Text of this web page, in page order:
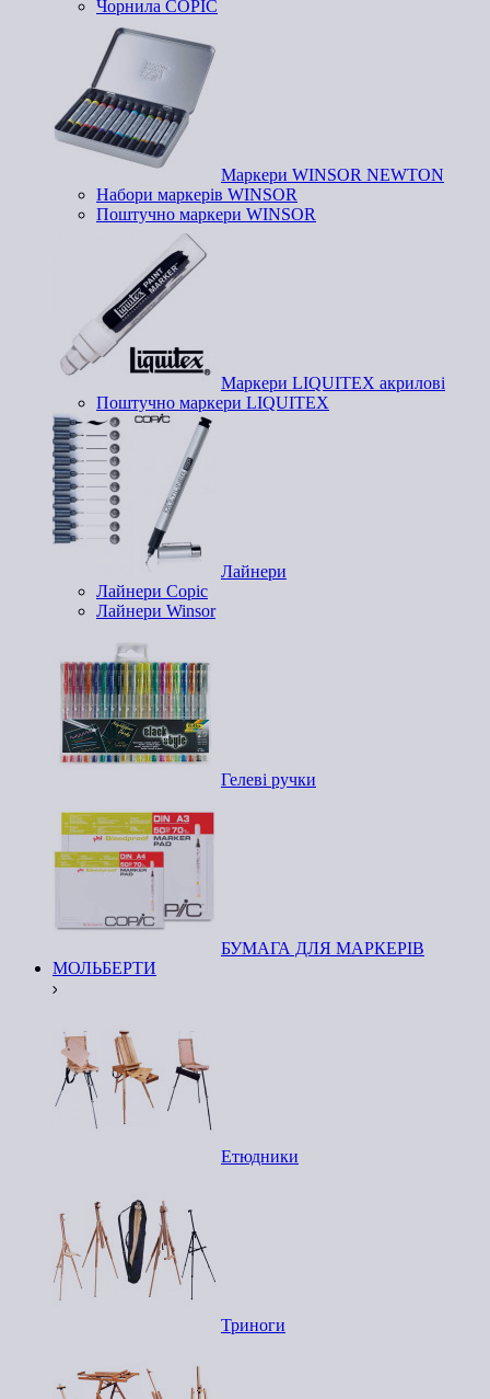
Чорнила COPIC
Маркери WINSOR NEWTON
Набори маркерів WINSOR
Поштучно маркери WINSOR
Маркери LIQUITEX акрилові
Поштучно маркери LIQUITEX
Лайнери
Лайнери Copic
Лайнери Winsor
Гелеві ручки
БУМАГА ДЛЯ МАРКЕРІВ
МОЛЬБЕРТИ
Етюдники
Триноги